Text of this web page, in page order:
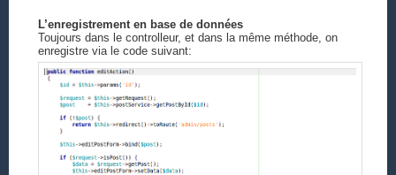
L’enregistrement en base de données
Toujours dans le controlleur, et dans la même méthode, on
enregistre via le code suivant: